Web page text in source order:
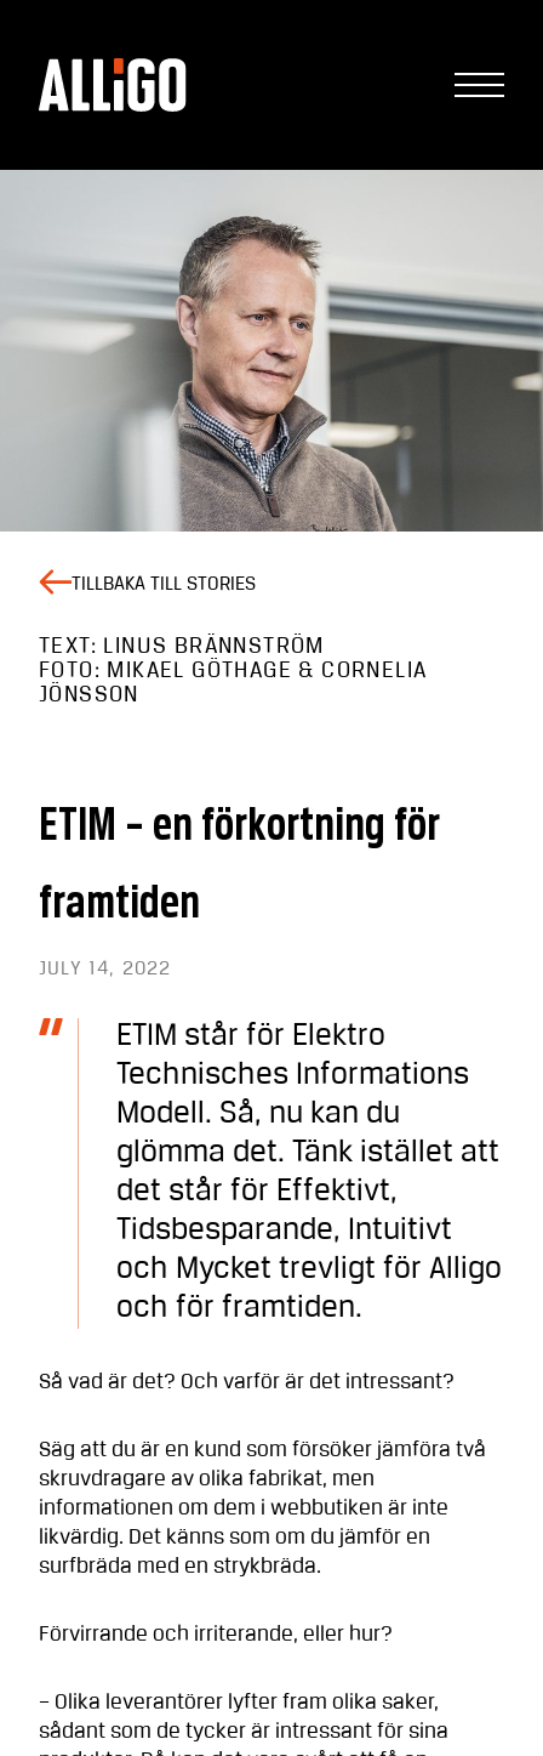
TILLBAKA TILL STORIES
TEXT: LINUS BRÄNNSTRÖM
FOTO: MIKAEL GÖTHAGE & CORNELIA
JÖNSSON
ETIM – en förkortning för
framtiden
JULY 14, 2022
ETIM står för Elektro
Technisches Informations
Modell. Så, nu kan du
glömma det. Tänk istället att
det står för Effektivt,
Tidsbesparande, Intuitivt
och Mycket trevligt för Alligo
och för framtiden.
Så vad är det? Och varför är det intressant?
Säg att du är en kund som försöker jämföra två
skruvdragare av olika fabrikat, men
informationen om dem i webbutiken är inte
likvärdig. Det känns som om du jämför en
surfbräda med en strykbräda.
Förvirrande och irriterande, eller hur?
– Olika leverantörer lyfter fram olika saker,
sådant som de tycker är intressant för sina